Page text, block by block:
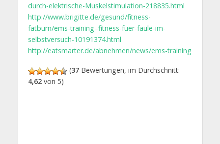
durch-elektrische-Muskelstimulation-218835.html
http://www.brigitte.de/gesund/fitness-
fatburn/ems-training–fitness-fuer-faule-im-
selbstversuch-10191374.html
http://eatsmarter.de/abnehmen/news/ems-training
(37Bewertungen, im Durchschnitt:
4,62von 5)